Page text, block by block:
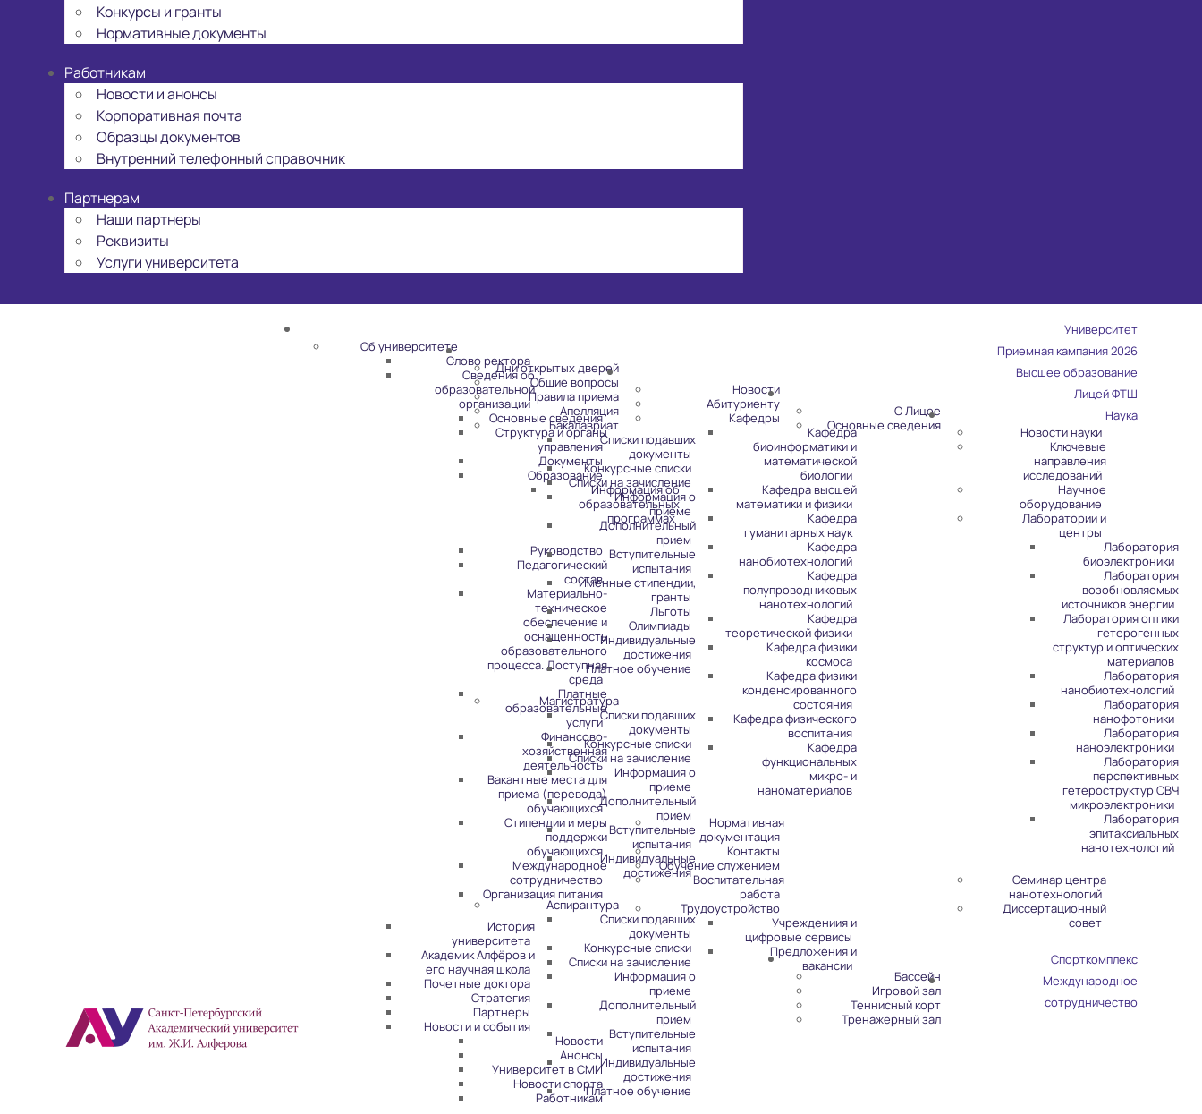
Конкурсы и гранты
Нормативные документы
Работникам
Новости и анонсы
Корпоративная почта
Образцы документов
Внутренний телефонный справочник
Партнерам
Наши партнеры
Реквизиты
Услуги университета
Университет
Об университете
Слово ректора
Сведения об
образовательной
организации
Основные сведения
Структура и органы
управления
Документы
Образование
Информация об
образовательных
программах
Руководство
Педагогический
состав
Материально-
техническое
обеспечение и
оснащенность
образовательного
процесса. Доступная
среда
Платные
образовательные
услуги
Финансово-
хозяйственная
деятельность
Вакантные места для
приема (перевода)
обучающихся
Стипендии и меры
поддержки
обучающихся
Международное
сотрудничество
Организация питания
История
университета
Академик Алфёров и
его научная школа
Почетные доктора
Стратегия
Партнеры
Новости и события
Новости
Анонсы
Университет в СМИ
Новости спорта
Работникам
Приемная кампания 2026
Дни открытых дверей
Общие вопросы
Правила приема
Апелляция
Бакалавриат
Списки подавших
документы
Конкурсные списки
Списки на зачисление
Информация о
приеме
Дополнительный
прием
Вступительные
испытания
Именные стипендии,
гранты
Льготы
Олимпиады
Индивидуальные
достижения
Платное обучение
Магистратура
Списки подавших
документы
Конкурсные списки
Списки на зачисление
Информация о
приеме
Дополнительный
прием
Вступительные
испытания
Индивидуальные
достижения
Аспирантура
Списки подавших
документы
Конкурсные списки
Списки на зачисление
Информация о
приеме
Дополнительный
прием
Вступительные
испытания
Индивидуальные
достижения
Платное обучение
Высшее образование
Новости
Абитуриенту
Кафедры
Кафедра
биоинформатики и
математической
биологии
Кафедра высшей
математики и физики
Кафедра
гуманитарных наук
Кафедра
нанобиотехнологий
Кафедра
полупроводниковых
нанотехнологий
Кафедра
теоретической физики
Кафедра физики
космоса
Кафедра физики
конденсированного
состояния
Кафедра физического
воспитания
Кафедра
функциональных
микро- и
наноматериалов
Нормативная
документация
Контакты
Обучение служением
Воспитательная
работа
Трудоустройство
Учреждениия и
цифровые сервисы
Предложения и
вакансии
Лицей ФТШ
О Лицее
Основные сведения
Наука
Новости науки
Ключевые
направления
исследований
Научное
оборудование
Лаборатории и
центры
Лаборатория
биоэлектроники
Лаборатория
возобновляемых
источников энергии
Лаборатория оптики
гетерогенных
структур и оптических
материалов
Лаборатория
нанобиотехнологий
Лаборатория
нанофотоники
Лаборатория
наноэлектроники
Лаборатория
перспективных
гетероструктур СВЧ
микроэлектроники
Лаборатория
эпитаксиальных
нанотехнологий
Семинар центра
нанотехнологий
Диссертационный
совет
Спорткомплекс
Бассейн
Игровой зал
Теннисный корт
Тренажерный зал
Международное
сотрудничество